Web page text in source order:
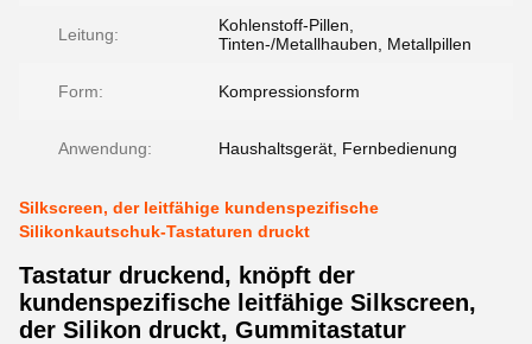
Leitung:
Kohlenstoff-Pillen,
Tinten-/Metallhauben, Metallpillen
Form: Kompressionsform
Anwendung: Haushaltsgerät, Fernbedienung
Silkscreen, der leitfähige kundenspezifische
Silikonkautschuk-Tastaturen druckt
Tastatur druckend, knöpft der
kundenspezifische leitfähige Silkscreen,
der Silikon druckt, Gummitastatur